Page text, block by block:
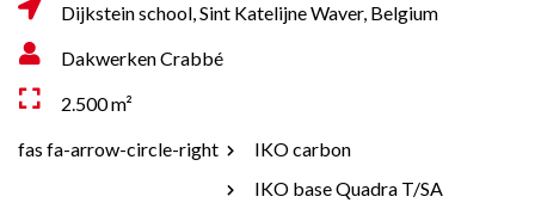
Dijkstein school, Sint Katelijne Waver, Belgium
Dakwerken Crabbé
2.500 m²
fas fa-arrow-circle-right
IKO carbon
IKO base Quadra T/SA